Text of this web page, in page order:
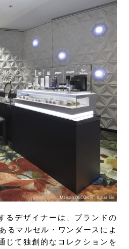
るデザイナーは、ブランドの
るマルセル・ワンダースによ
じて独創的なコレクションを